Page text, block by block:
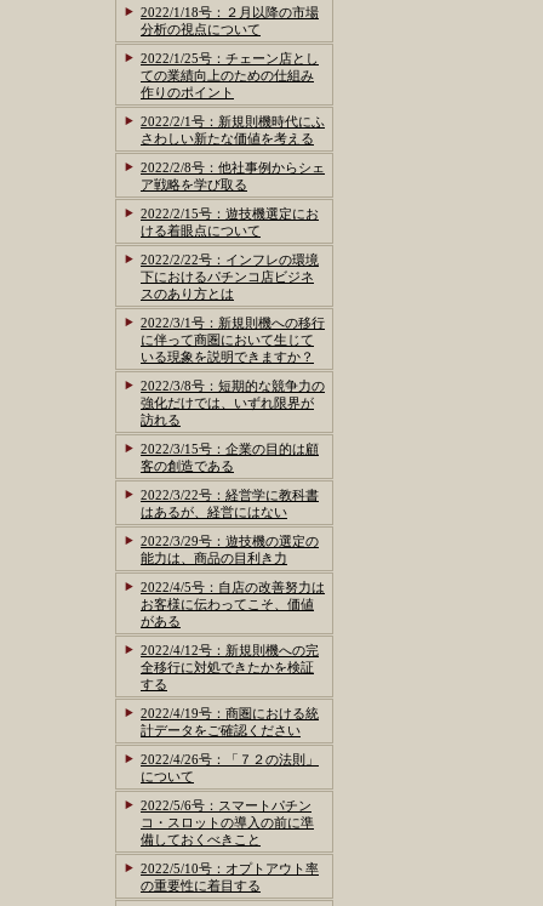
2022/1/18号：２月以降の市場
分析の視点について
2022/1/25号：チェーン店とし
ての業績向上のための仕組み
作りのポイント
2022/2/1号：新規則機時代にふ
さわしい新たな価値を考える
2022/2/8号：他社事例からシェ
ア戦略を学び取る
2022/2/15号：遊技機選定にお
ける着眼点について
2022/2/22号：インフレの環境
下におけるパチンコ店ビジネ
スのあり方とは
2022/3/1号：新規則機への移行
に伴って商圏において生じて
いる現象を説明できますか？
2022/3/8号：短期的な競争力の
強化だけでは、いずれ限界が
訪れる
2022/3/15号：企業の目的は顧
客の創造である
2022/3/22号：経営学に教科書
はあるが、経営にはない
2022/3/29号：遊技機の選定の
能力は、商品の目利き力
2022/4/5号：自店の改善努力は
お客様に伝わってこそ、価値
がある
2022/4/12号：新規則機への完
全移行に対処できたかを検証
する
2022/4/19号：商圏における統
計データをご確認ください
2022/4/26号：「７２の法則」
について
2022/5/6号：スマートパチン
コ・スロットの導入の前に準
備しておくべきこと
2022/5/10号：オプトアウト率
の重要性に着目する